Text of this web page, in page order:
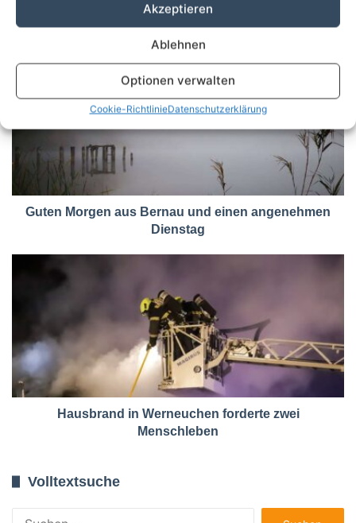
Akzeptieren
Ablehnen
Optionen verwalten
Cookie-RichtlinieDatenschutzerklärung
Guten Morgen aus Bernau und einen angenehmen
Dienstag
Hausbrand in Werneuchen forderte zwei
Menschleben
Volltextsuche